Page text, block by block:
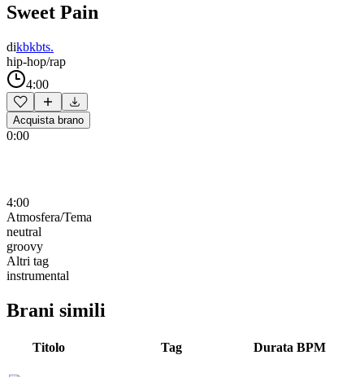
Sweet Pain
dikbkbts.
hip-hop/rap
4:00
Acquista brano
0:00
4:00
Atmosfera/Tema
neutral
groovy
Altri tag
instrumental
Brani simili
Titolo Tag Durata BPM